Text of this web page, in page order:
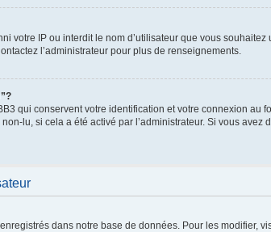
votre IP ou interdit le nom d’utilisateur que vous
l’administrateur pour plus de renseignements.
qui conservent votre identification et votre connexion au
lu, si cela a été activé par l’administrateur. Si vous
dans notre base de données. Pour les modifier,